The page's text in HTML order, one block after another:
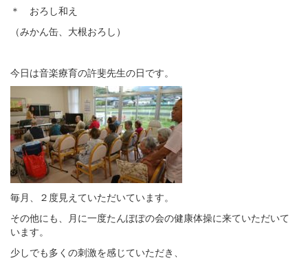
＊ おろし和え
（みかん缶、大根おろし）
今日は音楽療育の許斐先生の日です。
毎月、２度見えていただいています。
その他にも、月に一度たんぽぽの会の健康体操に来ていただいて
います。
少しでも多くの刺激を感じていただき、